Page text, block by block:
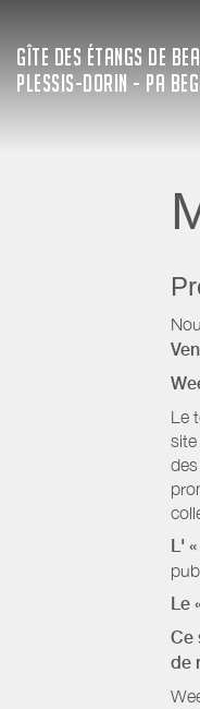
GÎTE DES ÉTANGS DE
PLESSIS-DORIN - PA
Le
L'
Le
Ce
de